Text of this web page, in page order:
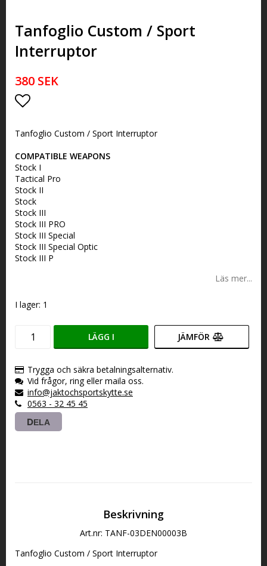
Tanfoglio Custom / Sport
Interruptor
380 SEK
Lägg till i favoritlistan
Tanfoglio Custom / Sport Interruptor
COMPATIBLE WEAPONS
Stock I
Tactical Pro
Stock II
Stock
Stock III
Stock III PRO
Stock III Special
Stock III Special Optic
Stock III P
Läs mer...
I lager: 1
LÄGG I JÄMFÖR
Trygga och säkra betalningsalternativ.
Vid frågor, ring eller maila oss.
info@jaktochsportskytte.se
0563 - 32 45 45
DELA
Beskrivning
Art.nr: TANF-03DEN00003B
Tanfoglio Custom / Sport Interruptor